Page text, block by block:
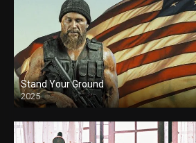
Stand Your Ground
2025